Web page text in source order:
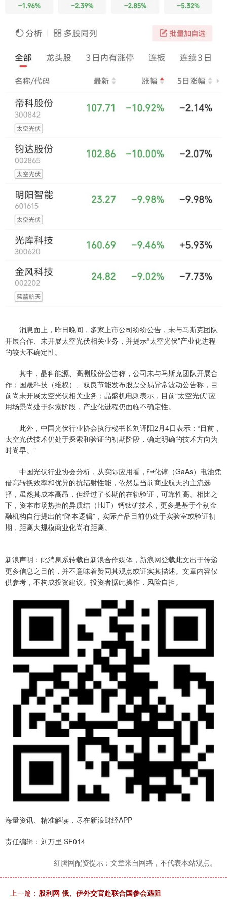
消息面上，昨日晚间，多家上市公司纷纷公告，未与马斯克团队
开展合作、未开展太空光伏相关业务，并提示“太空光伏”产业化进程
的较大不确定性。
其中，晶科能源、高测股份公告称，公司未与马斯克团队开展合
作；国晟科技（维权）、双良节能发布股票交易异常波动公告称，目
前尚未开展太空光伏相关业务；晶盛机电则表示，目前“太空光伏”应
用场景尚处于探索阶段，产业化进程仍面临不确定性。
此外，中国光伏行业协会执行秘书长刘译阳2月4日表示：“目前，
太空光伏技术仍处于探索和验证的初期阶段，确定明确的技术方向为
时尚早。”
中国光伏行业协会分析，从实际应用看，砷化镓（GaAs）电池凭
借高转换效率和优异的抗辐射性能，依然是当前商业航天的主流选
择，虽然其成本高昂，但经过了长期的在轨验证，可靠性高。相比之
下，资本市场热捧的异质结（HJT）钙钛矿技术，更多是基于个别金
融机构自行提出的“降本逻辑”，实际产品目前仍处于实验室或验证初
期，距离大规模商业化尚有距离。
新浪声明：此消息系转载自新浪合作媒体，新浪网登载此文出于传递
更多信息之目的，并不意味着赞同其观点或证实其描述。文章内容仅
供参考，不构成投资建议。投资者据此操作，风险自担。
海量资讯、精准解读，尽在新浪财经APP
责任编辑：刘万里 SF014
红腾网配资提示：文章来自网络，不代表本站观点。
上一篇： 股利网 俄、伊外交官赴联合国参会遇阻